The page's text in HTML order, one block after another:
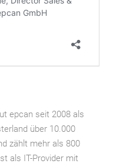
epcan seit 2008 als
über 10.000
zählt mehr als 800
als IT-Provider mit